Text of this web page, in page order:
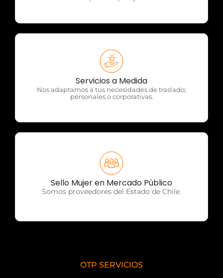
Servicios a Medida
Nos adaptamos a tus necesidades de traslado;
personales o corporativas.
OTP Servicios
Sello Mujer en Mercado Público
Somos proveedores del Estado de Chile.
OTP Servicios
OTP SERVICIOS